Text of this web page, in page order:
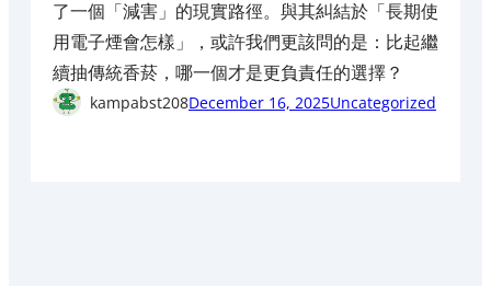
了一個「減害」的現實路徑。與其糾結於「長期使
用電子煙會怎樣」，或許我們更該問的是：比起繼
續抽傳統香菸，哪一個才是更負責任的選擇？
kampabst208December 16, 2025Uncategorized